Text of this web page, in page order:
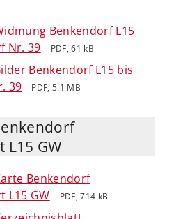
Benkendorf L15
Nr. 39
PDF, 61 kB
Benkendorf L15 bis
39
PDF, 5.1 MB
GW
Benkendorf
L15 GW
PDF, 714 kB